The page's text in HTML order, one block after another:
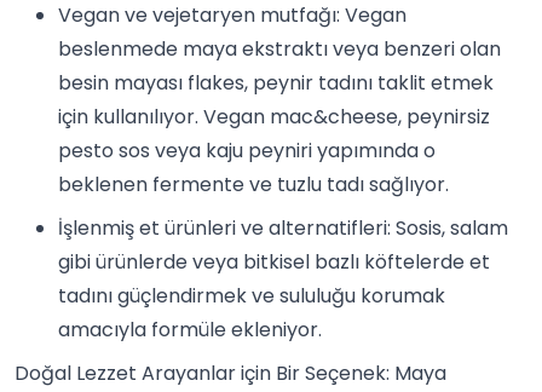
Vegan ve vejetaryen mutfağı: Vegan
beslenmede maya ekstraktı veya benzeri olan
besin mayası flakes, peynir tadını taklit etmek
için kullanılıyor. Vegan mac&cheese, peynirsiz
pesto sos veya kaju peyniri yapımında o
beklenen fermente ve tuzlu tadı sağlıyor.
İşlenmiş et ürünleri ve alternatifleri: Sosis, salam
gibi ürünlerde veya bitkisel bazlı köftelerde et
tadını güçlendirmek ve sululuğu korumak
amacıyla formüle ekleniyor.
Doğal Lezzet Arayanlar için Bir Seçenek: Maya